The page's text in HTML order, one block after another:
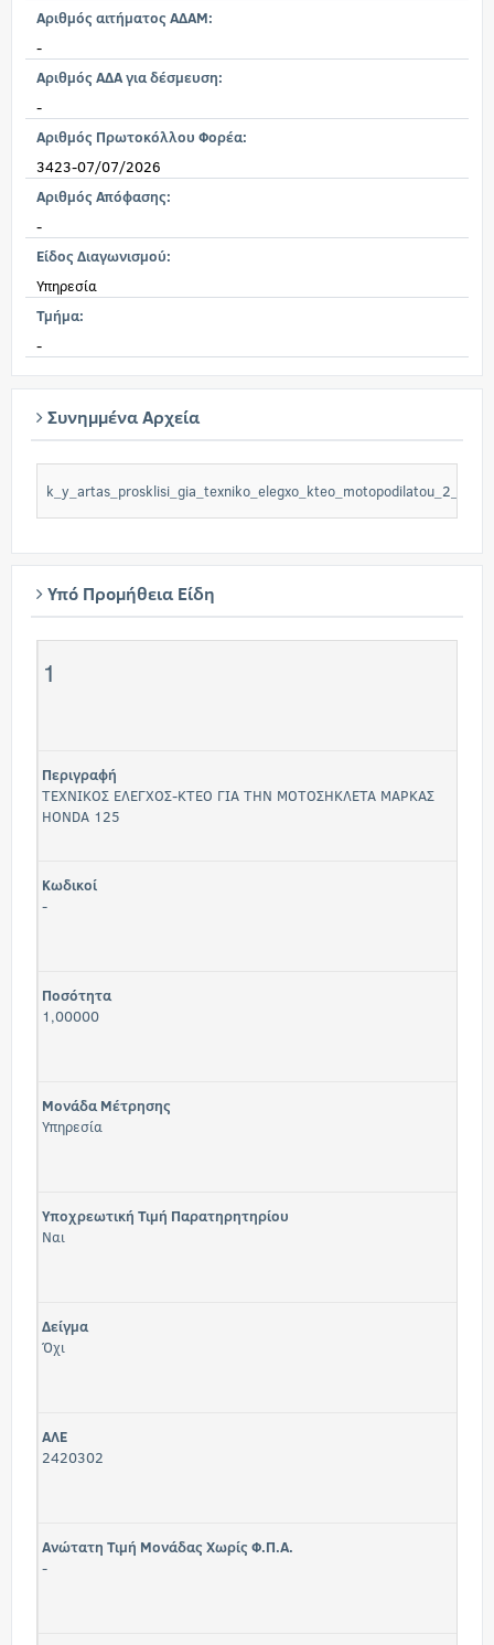
Αριθμός αιτήματος ΑΔΑΜ:
-
Αριθμός ΑΔΑ για δέσμευση:
-
Αριθμός Πρωτοκόλλου Φορέα:
3423-07/07/2026
Αριθμός Απόφασης:
-
Είδος Διαγωνισμού:
Υπηρεσία
Τμήμα:
-
Συνημμένα Αρχεία
Υπό Προμήθεια Είδη
1
Περιγραφή
ΤΕΧΝΙΚΟΣ ΕΛΕΓΧΟΣ-ΚΤΕΟ ΓΙΑ ΤΗΝ ΜΟΤΟΣΗΚΛΕΤΑ ΜΑΡΚΑΣ
HONDA 125
Κωδικοί
-
Ποσότητα
1,00000
Μονάδα Μέτρησης
Υπηρεσία
Υποχρεωτική Τιμή Παρατηρητηρίου
Ναι
Δείγμα
Όχι
ΑΛΕ
2420302
Ανώτατη Τιμή Μονάδας Χωρίς Φ.Π.Α.
-